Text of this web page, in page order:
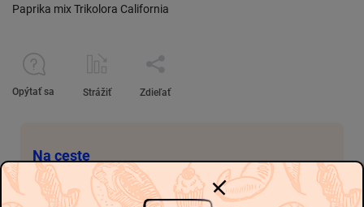
Na ceste
Možnosti doručenia
Paprika mix Trikolora California
Opýtať sa Strážiť Zdieľať
-
-